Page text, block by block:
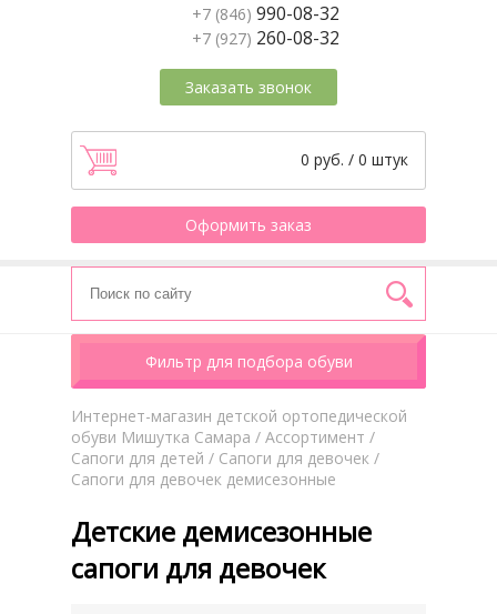
+7 (846) 990-08-32
+7 (927) 260-08-32
Заказать звонок
0 руб. / 0 штук
Оформить заказ
Фильтр для подбора обуви
Интернет-магазин детской ортопедической
обуви Мишутка Самара / Aссортимент /
Сапоги для детей / Сапоги для девочек /
Сапоги для девочек демисезонные
Детские демисезонные
сапоги для девочек